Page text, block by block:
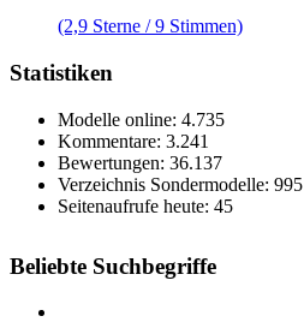
(2,9 Sterne / 9 Stimmen)
Statistiken
Modelle online: 4.735
Kommentare: 3.241
Bewertungen: 36.137
Verzeichnis Sondermodelle: 995
Seitenaufrufe heute: 45
Beliebte Suchbegriffe